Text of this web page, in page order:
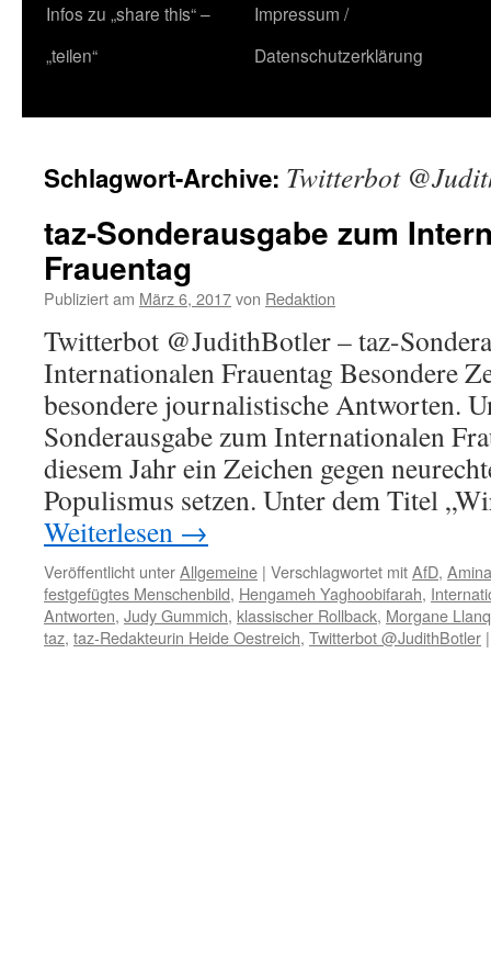
Zum
Inhalt
Infos zu „share this“ –
„teilen“
Impressum /
Datenschutzerklärung
Schlagwort-Archive: Twitterbot
taz-Sonderausgabe zum
Frauentag
Publiziert am März 6, 2017von Redaktion
Twitterbot @JudithBotler – taz-
Internationalen Frauentag Besondere
besondere journalistische Antworten.
Sonderausgabe zum Internationalen
diesem Jahr ein Zeichen gegen
Populismus setzen. Unter dem Titel
Weiterlesen →
Veröffentlicht unterAllgemeine | Verschlagwortet mitAfD,
festgefügtes Menschenbild, Hengameh Yaghoobifarah,
Antworten, Judy Gummich, klassischer Rollback, Morgane
taz, taz-Redakteurin Heide Oestreich, Twitterbot @JudithBotler |